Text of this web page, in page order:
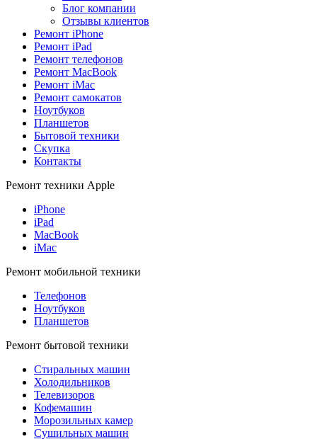
Блог компании
Отзывы клиентов
Ремонт iPhone
Ремонт iPad
Ремонт телефонов
Ремонт MacBook
Ремонт iMac
Ремонт самокатов
Ноутбуков
Планшетов
Бытовой техники
Скупка
Контакты
Ремонт техники Apple
iPhone
iPad
MacBook
iMac
Ремонт мобильной техники
Телефонов
Ноутбуков
Планшетов
Ремонт бытовой техники
Стиральных машин
Холодильников
Телевизоров
Кофемашин
Морозильных камер
Сушильных машин